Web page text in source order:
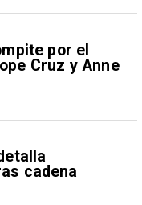
por el
Cruz y Anne
cadena